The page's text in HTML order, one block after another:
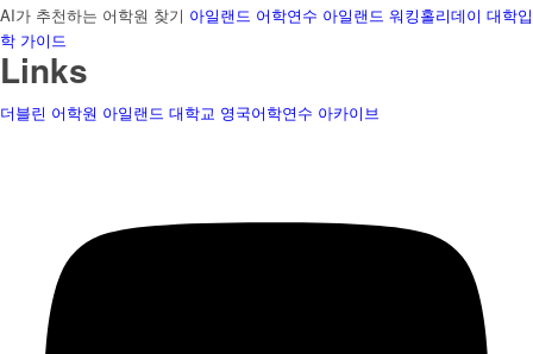
AI가 추천하는 어학원 찾기 아일랜드 어학연수 아일랜드 워킹홀리데이 대학입
학 가이드
Links
더블린 어학원 아일랜드 대학교 영국어학연수 아카이브